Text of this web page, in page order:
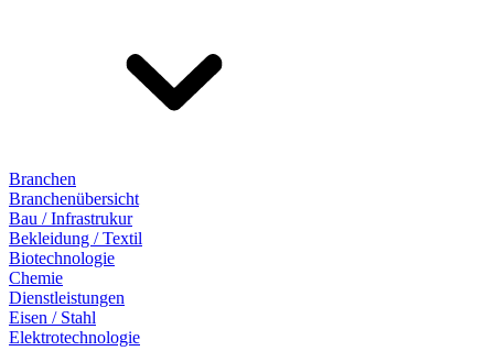
Branchen
Branchenübersicht
Bau / Infrastrukur
Bekleidung / Textil
Biotechnologie
Chemie
Dienstleistungen
Eisen / Stahl
Elektrotechnologie